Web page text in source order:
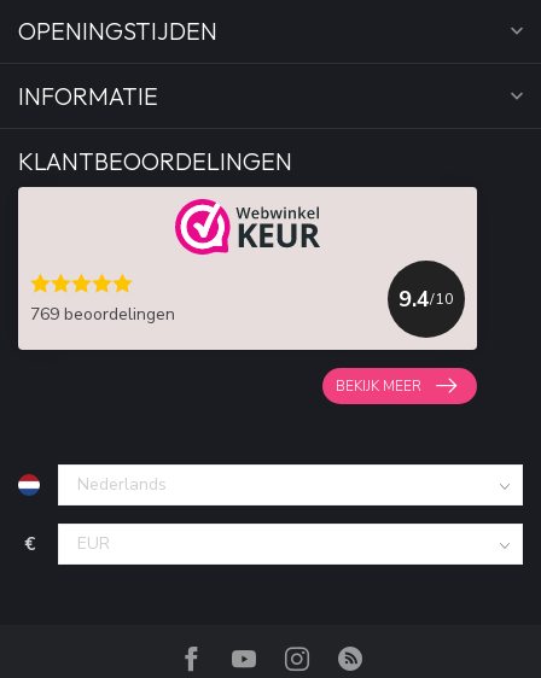
OPENINGSTIJDEN
INFORMATIE
KLANTBEOORDELINGEN
769 beoordelingen
9.4/10
BEKIJK MEER
€